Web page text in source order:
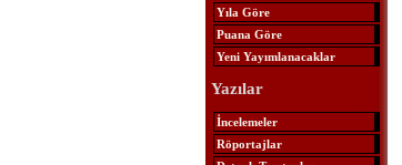
Yıla Göre
Puana Göre
Yeni Yayımlanacaklar
Yazılar
İncelemeler
Röportajlar